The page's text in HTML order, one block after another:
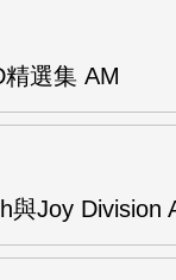
選集 AM
與Joy Division